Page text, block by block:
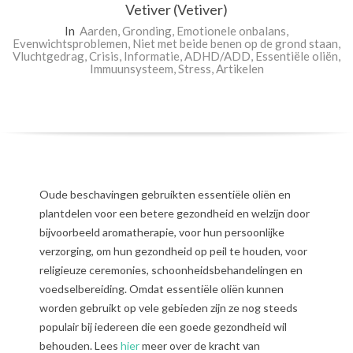
Vetiver (Vetiver)
In Aarden,Gronding, Emotionele onbalans,
Evenwichtsproblemen, Niet met beide benen op de grond staan,
Vluchtgedrag,Crisis, Informatie,ADHD/ADD, Essentiële oliën,
Immuunsysteem,Stress,Artikelen
Oude beschavingen gebruikten essentiële oliën en
plantdelen voor een betere gezondheid en welzijn door
bijvoorbeeld aromatherapie, voor hun persoonlijke
verzorging, om hun gezondheid op peil te houden, voor
religieuze ceremonies, schoonheidsbehandelingen en
voedselbereiding. Omdat essentiële oliën kunnen
worden gebruikt op vele gebieden zijn ze nog steeds
populair bij iedereen die een goede gezondheid wil
behouden. Lees hiermeer over de kracht van